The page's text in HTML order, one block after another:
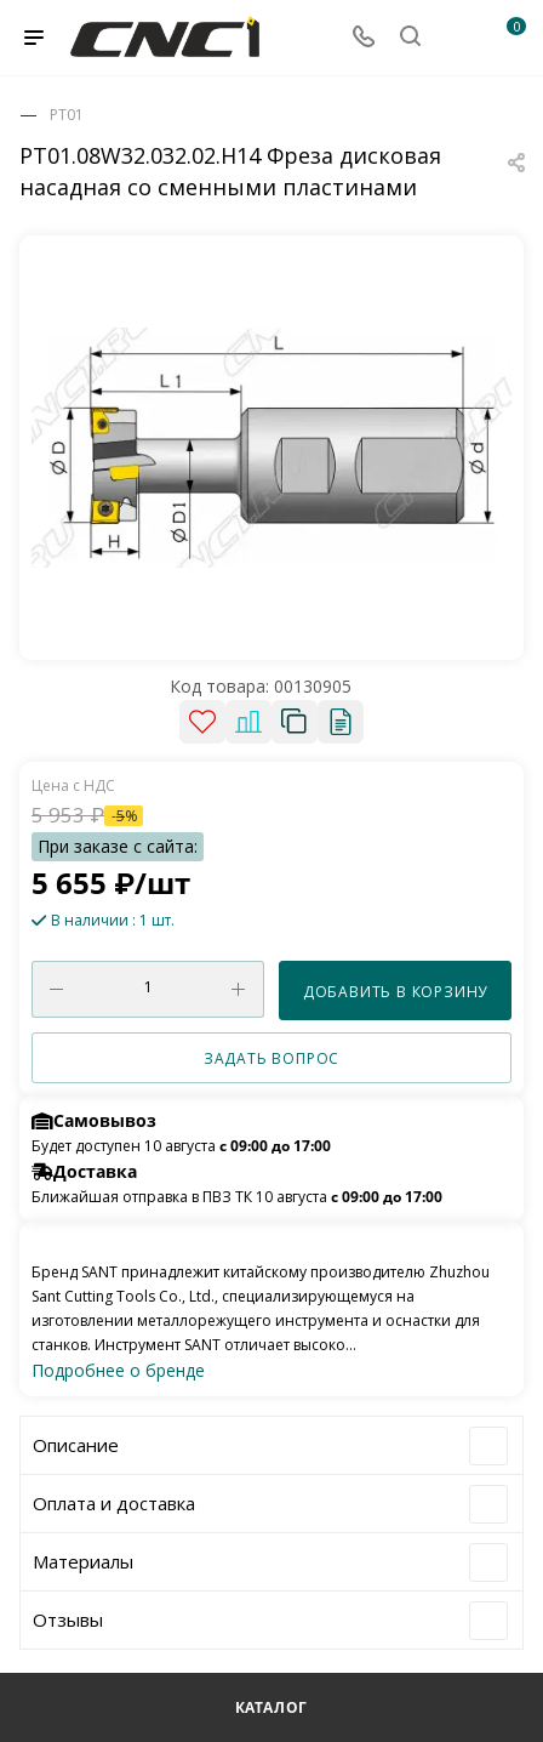
0
PT01.08W32.032.02.H14 Фреза дисковая
насадная со сменными пластинами
PT01
Код товара: 00130905
5 655 ₽/шт
5 953₽ -5%
В наличии : 1 шт.
ДОБАВИТЬ В КОРЗИНУ
ЗАДАТЬ ВОПРОС
Самовывоз
Будет доступен 10 августа с 09:00 до 17:00
Доставка
Ближайшая отправка в ПВЗ ТК 10 августа с 09:00 до 17:00
Бренд SANT принадлежит китайскому производителю Zhuzhou
Sant Cutting Tools Co., Ltd., специализирующемуся на
изготовлении металлорежущего инструмента и оснастки для
станков. Инструмент SANT отличает высоко...
Подробнее о бренде
Описание
Оплата и доставка
Материалы
Отзывы
КАТАЛОГ